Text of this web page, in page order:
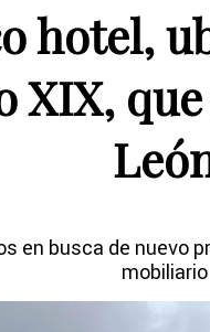
hotel,
XIX,
en busca de nuevo
mobiliario